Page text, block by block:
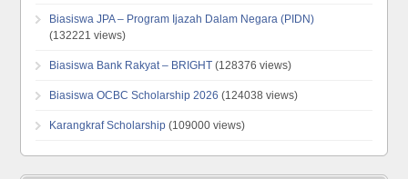
Biasiswa JPA – Program Ijazah Dalam Negara (PIDN)
(132221 views)
Biasiswa Bank Rakyat – BRIGHT (128376 views)
Biasiswa OCBC Scholarship 2026 (124038 views)
Karangkraf Scholarship (109000 views)